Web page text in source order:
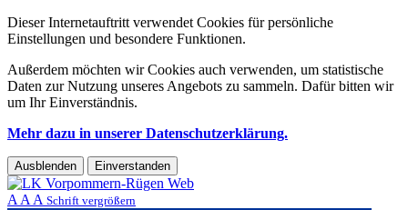
Dieser Internetauftritt verwendet Cookies für persönliche
Einstellungen und besondere Funktionen.
Außerdem möchten wir Cookies auch verwenden, um statistische
Daten zur Nutzung unseres Angebots zu sammeln. Dafür bitten wir
um Ihr Einverständnis.
Mehr dazu in unserer Datenschutzerklärung.
Ausblenden Einverstanden
A A A Schrift vergrößern